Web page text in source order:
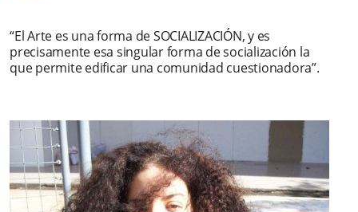
“El Arte es una forma de SOCIALIZACIÓN, y es
precisamente esa singular forma de socialización la
que permite edificar una comunidad cuestionadora”.